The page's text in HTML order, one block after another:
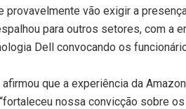
provavelmente vão exigir a
para outros setores, com a
Dell convocando os
que a experiência da
nossa convicção sobre